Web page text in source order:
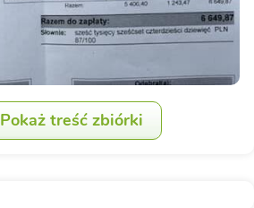
Pokaż treść zbiórki